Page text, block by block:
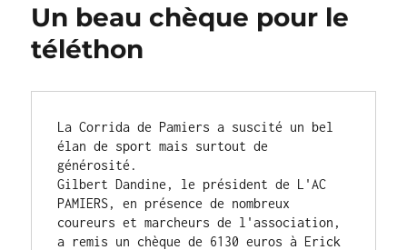
2019
Un beau chèque pour le
téléthon
La Corrida de Pamiers a suscité un bel
élan de sport mais surtout de
générosité.
Gilbert Dandine, le président de L'AC
PAMIERS, en présence de nombreux
coureurs et marcheurs de l'association,
a remis un chèque de 6130 euros à Erick